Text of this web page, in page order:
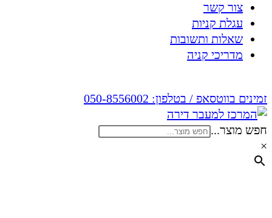
צור קשר
עגלת קניות
שאלות ותשובות
מדריכי קניה
זמינים בווטסאפ / בטלפון: 050-8556002
חפש מוצר...
×